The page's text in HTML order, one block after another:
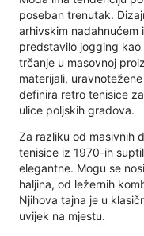
poseban trenutak.
arhivskim
predstavilo jogging
trčanje u masovnoj
materijali,
definira retro tenisice
ulice poljskih gradova.
Za razliku od masivnih
tenisice iz 1970-ih
elegantne. Mogu se
haljina, od ležernih
Njihova tajna je u
uvijek na mjestu.